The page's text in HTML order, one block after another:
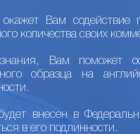
Вам содействие
количества своих
знания, Вам поможет
образца на
внесен в
в его подлинности.